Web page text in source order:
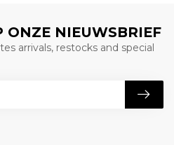
ONZE NIEUWSBRIEF
arrivals, restocks and special